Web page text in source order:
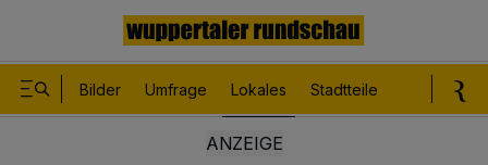
Bilder Umfrage Lokales Stadtteile